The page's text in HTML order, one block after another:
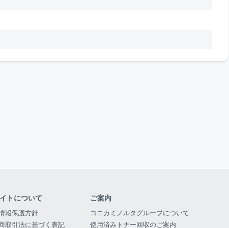
トについて
報保護方針
取引法に基づく表記
ご案内
コニカミノルタグループについて
使用済みトナー回収のご案内